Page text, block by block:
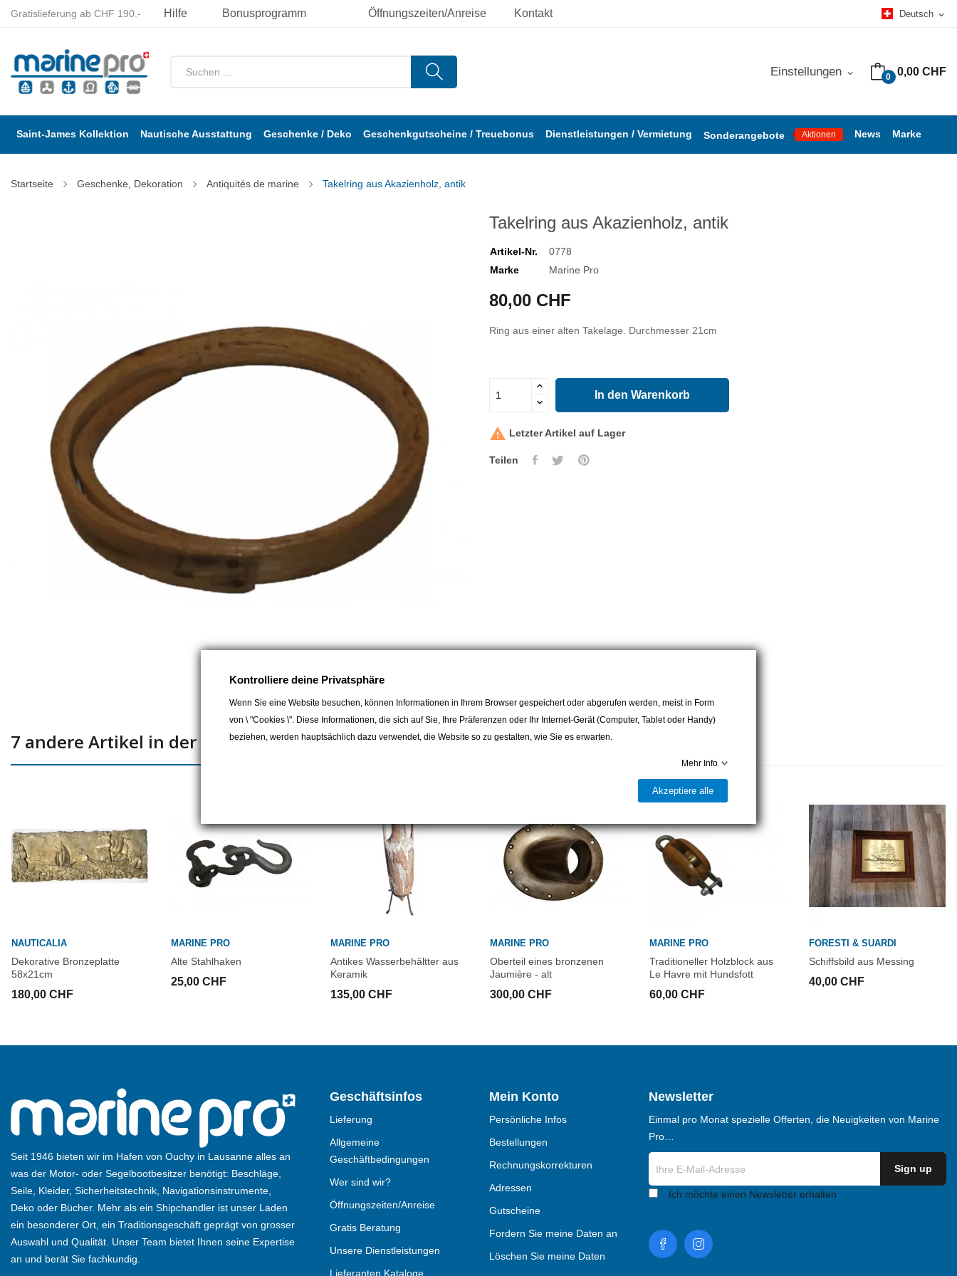
Öffnungszeiten/Anreise Kontakt Deutsch expand_more
Gratislieferung ab CHF 190.- Hilfe Bonusprogramm
0 0,00 CHF
Einstellungen expand_more
Saint-James Kollektion Nautische Ausstattung Geschenke / Deko Geschenkgutscheine / Treuebonus Dienstleistungen / Vermietung Sonderangebote Aktionen News Marke
Startseite Geschenke, Dekoration Antiquités de marine Takelring aus Akazienholz, antik
Takelring aus Akazienholz, antik
Artikel-Nr.
0778
Marke
Marine Pro
80,00 CHF
Ring aus einer alten Takelage. Durchmesser 21cm
In den Warenkorb
 Letzter Artikel auf Lager
Teilen
7 andere Artikel in der gleichen Kategorie:
NAUTICALIA
Dekorative Bronzeplatte
58x21cm
180,00 CHF
MARINE PRO
Alte Stahlhaken
25,00 CHF
MARINE PRO
Antikes Wasserbehältter aus
Keramik
135,00 CHF
MARINE PRO
Oberteil eines bronzenen
Jaumière - alt
300,00 CHF
MARINE PRO
Traditioneller Holzblock aus
Le Havre mit Hundsfott
60,00 CHF
FORESTI & SUARDI
Schiffsbild aus Messing
40,00 CHF
Seit 1946 bieten wir im Hafen von Ouchy in Lausanne alles an
was der Motor- oder Segelbootbesitzer benötigt: Beschläge,
Seile, Kleider, Sicherheitstechnik, Navigationsinstrumente,
Deko oder Bücher. Mehr als ein Shipchandler ist unser Laden
ein besonderer Ort, ein Traditionsgeschäft geprägt von grosser
Auswahl und Qualität. Unser Team bietet Ihnen seine Expertise
an und berät Sie fachkundig.
Geschäftsinfos
Lieferung
Allgemeine
Geschäftbedingungen
Wer sind wir?
Öffnungszeiten/Anreise
Gratis Beratung
Unsere Dienstleistungen
Lieferanten Kataloge
Mein Konto
Persönliche Infos
Bestellungen
Rechnungskorrekturen
Adressen
Gutscheine
Fordern Sie meine Daten an
Löschen Sie meine Daten
Newsletter
Einmal pro Monat spezielle Offerten, die Neuigkeiten von Marine
Pro…
Ich möchte einen Newsletter erhalten
Kontrolliere deine Privatsphäre
Wenn Sie eine Website besuchen, können Informationen in Ihrem Browser gespeichert oder abgerufen werden, meist in Form
von \ "Cookies \". Diese Informationen, die sich auf Sie, Ihre Präferenzen oder Ihr Internet-Gerät (Computer, Tablet oder Handy)
beziehen, werden hauptsächlich dazu verwendet, die Website so zu gestalten, wie Sie es erwarten.
Mehr Info
Akzeptiere alle